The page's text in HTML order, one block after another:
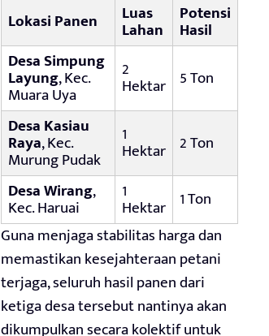
Lokasi Panen Luas
Lahan
Potensi
Hasil
Desa Simpung
Layung, Kec.
Muara Uya
2
Hektar 5 Ton
Desa Kasiau
Raya, Kec.
Murung Pudak
1
Hektar 2 Ton
Desa Wirang,
Kec. Haruai
1
Hektar 1 Ton
Guna menjaga stabilitas harga dan
memastikan kesejahteraan petani
terjaga, seluruh hasil panen dari
ketiga desa tersebut nantinya akan
dikumpulkan secara kolektif untuk